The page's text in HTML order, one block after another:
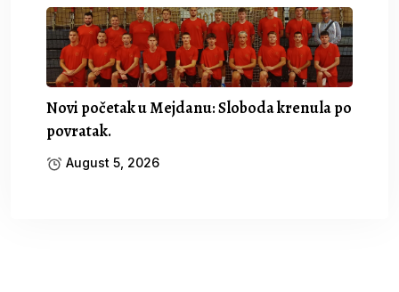
Novi početak u Mejdanu: Sloboda krenula po
povratak.
August 5, 2026